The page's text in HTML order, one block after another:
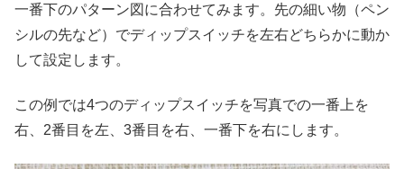
一番下のパターン図に合わせてみます。先の細い物（ペン
シルの先など）でディップスイッチを左右どちらかに動か
して設定します。
この例では4つのディップスイッチを写真での一番上を
右、2番目を左、3番目を右、一番下を右にします。